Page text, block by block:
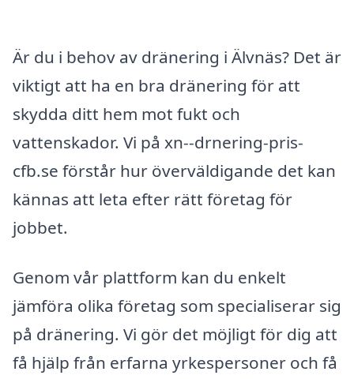
Är du i behov av dränering i Älvnäs? Det är
viktigt att ha en bra dränering för att
skydda ditt hem mot fukt och
vattenskador. Vi på xn--drnering-pris-
cfb.se förstår hur överväldigande det kan
kännas att leta efter rätt företag för
jobbet.
Genom vår plattform kan du enkelt
jämföra olika företag som specialiserar sig
på dränering. Vi gör det möjligt för dig att
få hjälp från erfarna yrkespersoner och få